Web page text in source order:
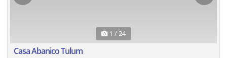
1 / 24
Casa Abanico Tulum